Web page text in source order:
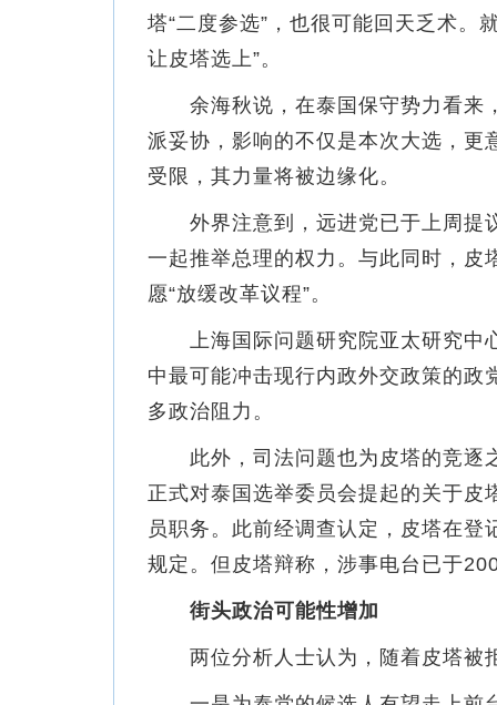
塔“二度参选”，也很可能回天乏术。
让皮塔选上”。
余海秋说，在泰国保守势力看来，
派妥协，影响的不仅是本次大选，
受限，其力量将被边缘化。
外界注意到，远进党已于上周提
一起推举总理的权力。与此同时，皮
愿“放缓改革议程”。
上海国际问题研究院亚太研究中
中最可能冲击现行内政外交政策的
多政治阻力。
此外，司法问题也为皮塔的竞逐
正式对泰国选举委员会提起的关于
员职务。此前经调查认定，皮塔在
规定。但皮塔辩称，涉事电台已于
街头政治可能性增加
两位分析人士认为，随着皮塔被